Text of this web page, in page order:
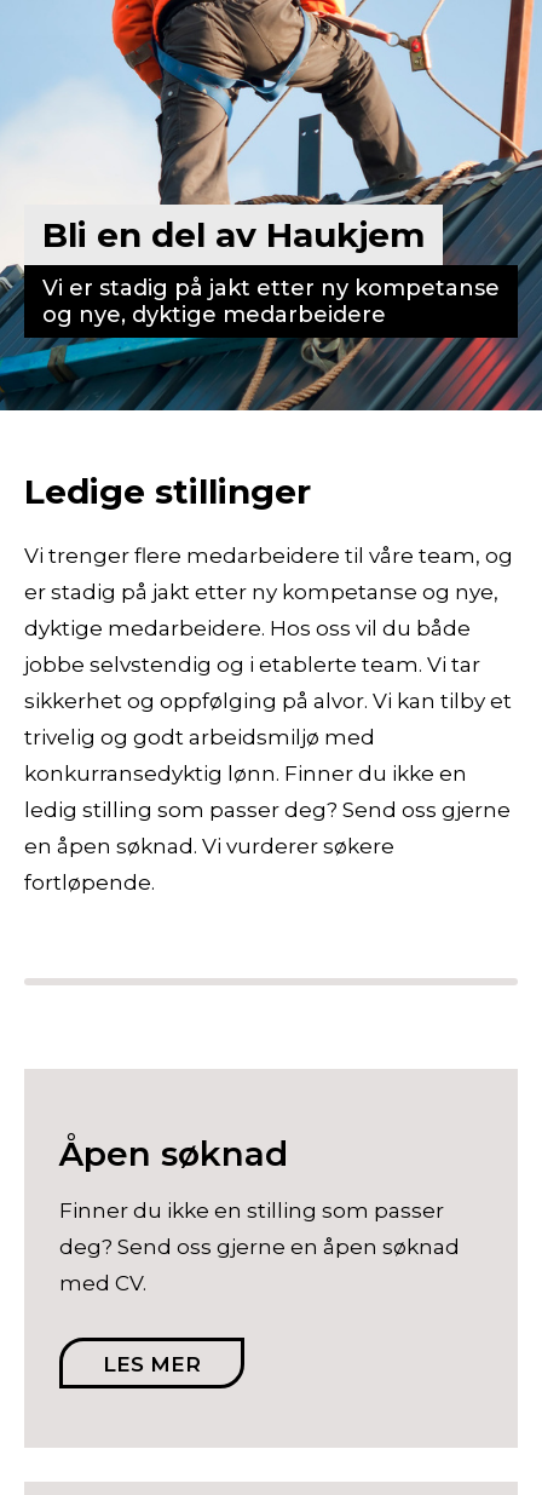
Bli en del av Haukjem
Vi er stadig på jakt etter ny kompetanse
og nye, dyktige medarbeidere
Ledige stillinger
Vi trenger flere medarbeidere til våre team, og
er stadig på jakt etter ny kompetanse og nye,
dyktige medarbeidere. Hos oss vil du både
jobbe selvstendig og i etablerte team. Vi tar
sikkerhet og oppfølging på alvor. Vi kan tilby et
trivelig og godt arbeidsmiljø med
konkurransedyktig lønn. Finner du ikke en
ledig stilling som passer deg? Send oss gjerne
en åpen søknad. Vi vurderer søkere
fortløpende.
Åpen søknad
Finner du ikke en stilling som passer
deg? Send oss gjerne en åpen søknad
med CV.
LES MER